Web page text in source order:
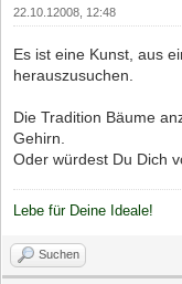
22.10.12008, 12:48
Es ist eine Kunst, aus
herauszusuchen.
Die Tradition Bäume
Gehirn.
Oder würdest Du Dich
Lebe für Deine Ideale!
Suchen